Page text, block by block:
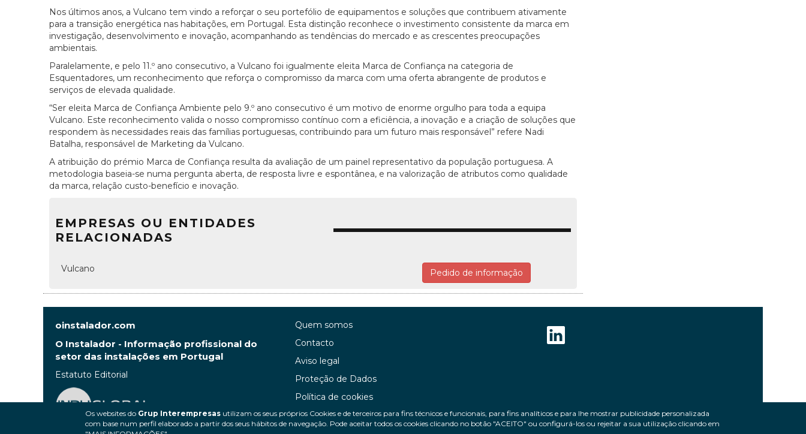
Os websites do Grup Interempresas utilizam os seus próprios Cookies e de terceiros para fins técnicos e funcionais, para fins analíticos e para lhe mostrar publicidade personalizada
com base num perfil elaborado a partir dos seus hábitos de navegação. Pode aceitar todos os cookies clicando no botão "ACEITO" ou configurá-los ou rejeitar a sua utilização clicando em
Nos últimos anos, a Vulcano tem vindo a reforçar o seu portefólio de equipamentos e soluções que contribuem ativamente
para a transição energética nas habitações, em Portugal. Esta distinção reconhece o investimento consistente da marca em
investigação, desenvolvimento e inovação, acompanhando as tendências do mercado e as crescentes preocupações
ambientais.
Paralelamente, e pelo 11.º ano consecutivo, a Vulcano foi igualmente eleita Marca de Confiança na categoria de
Esquentadores, um reconhecimento que reforça o compromisso da marca com uma oferta abrangente de produtos e
serviços de elevada qualidade.
“Ser eleita Marca de Confiança Ambiente pelo 9.º ano consecutivo é um motivo de enorme orgulho para toda a equipa
Vulcano. Este reconhecimento valida o nosso compromisso contínuo com a eficiência, a inovação e a criação de soluções que
respondem às necessidades reais das famílias portuguesas, contribuindo para um futuro mais responsável” refere Nadi
Batalha, responsável de Marketing da Vulcano.
A atribuição do prémio Marca de Confiança resulta da avaliação de um painel representativo da população portuguesa. A
metodologia baseia-se numa pergunta aberta, de resposta livre e espontânea, e na valorização de atributos como qualidade
da marca, relação custo-benefício e inovação.
EMPRESAS OU ENTIDADES
RELACIONADAS
Vulcano Pedido de informação
oinstalador.com
O Instalador - Informação profissional do
setor das instalações em Portugal
Estatuto Editorial
Quem somos
Contacto
Aviso legal
Proteção de Dados
Política de cookies
Política de Privacidade Nas Redes Sociais